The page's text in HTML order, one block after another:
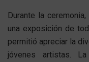
Durante la
una exposición de
permitió apreciar la
jóvenes artistas.